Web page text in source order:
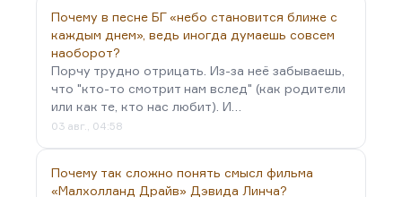
Почему в песне БГ «небо становится ближе с
каждым днем», ведь иногда думаешь совсем
наоборот?
Порчу трудно отрицать. Из-за неё забываешь,
что "кто-то смотрит нам вслед" (как родители
или как те, кто нас любит). И…
03 авг., 04:58
Почему так сложно понять смысл фильма
«Малхолланд Драйв» Дэвида Линча?